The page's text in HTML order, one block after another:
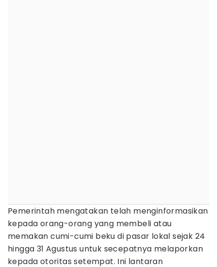
Pemerintah mengatakan telah menginformasikan
kepada orang-orang yang membeli atau
memakan cumi-cumi beku di pasar lokal sejak 24
hingga 31 Agustus untuk secepatnya melaporkan
kepada otoritas setempat. Ini lantaran